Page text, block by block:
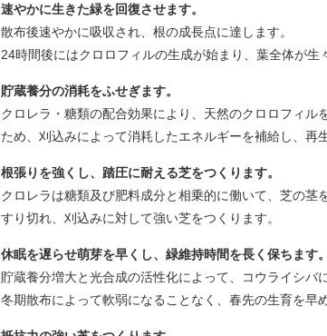
速やかに生きた緑を回復させます。
散布後速やかに吸収され、根の成長点に達します。
24時間後にはクロロフィルの生成が始まり、葉全体が生
貯蔵養分の消耗をふせぎます。
クロレラ・糖類の配合効果により、天然のクロロフィ
ため、刈込みによって消耗したエネルギーを補給し、再
根張りを強くし、踏圧に耐える芝をつくります。
クロレラは糖類及び肥料成分と相乗的に働いて、芝の茎
すり切れ、刈込みに対して強い芝をつくります。
休眠を遅らせ萌芽を早くし、緑維持時間を長く保ちます。
貯蔵養分増大と光合成の活性化によって、コウライシバ
冬期散布によって軟弱になることなく、春先の生育を早